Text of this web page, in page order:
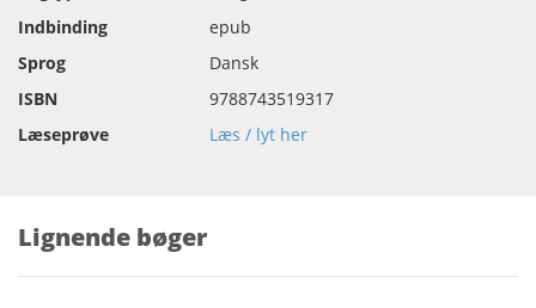
Indbinding
epub
Sprog
Dansk
ISBN
9788743519317
Læseprøve
Læs / lyt her
Lignende bøger